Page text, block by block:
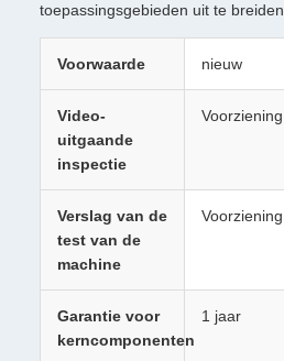
toepassingsgebieden uit te breiden.
Voorwaarde nieuw
Video-
uitgaande
inspectie
Voorziening
Verslag van de
test van de
machine
Voorziening
Garantie voor
kerncomponenten
1 jaar